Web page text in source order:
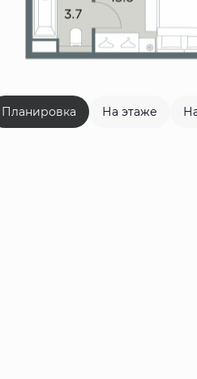
Планировка На этаже